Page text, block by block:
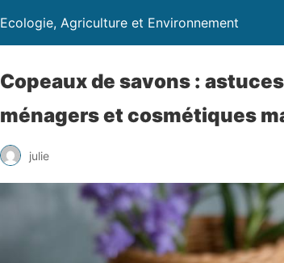
Ecologie, Agriculture et Environnement
Copeaux de savons :
ménagers et cosmétiques
julie